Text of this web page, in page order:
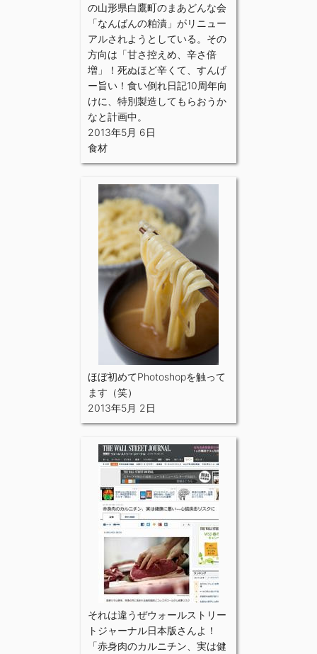
の山形県白鷹町のまあどんな会
「なんばんの粕漬」がリニュー
アルされようとしている。その
方向は「甘さ控えめ、辛さ倍
増」！死ぬほど辛くて、すんげ
ー旨い！食い倒れ日記10周年向
けに、特別製造してもらおうか
なと計画中。
2013年5月 6日
食材
ほぼ初めてPhotoshopを触って
ます（笑）
2013年5月 2日
それは違うぜウォールストリー
トジャーナル日本版さんよ！
「赤身肉のカルニチン、実は健